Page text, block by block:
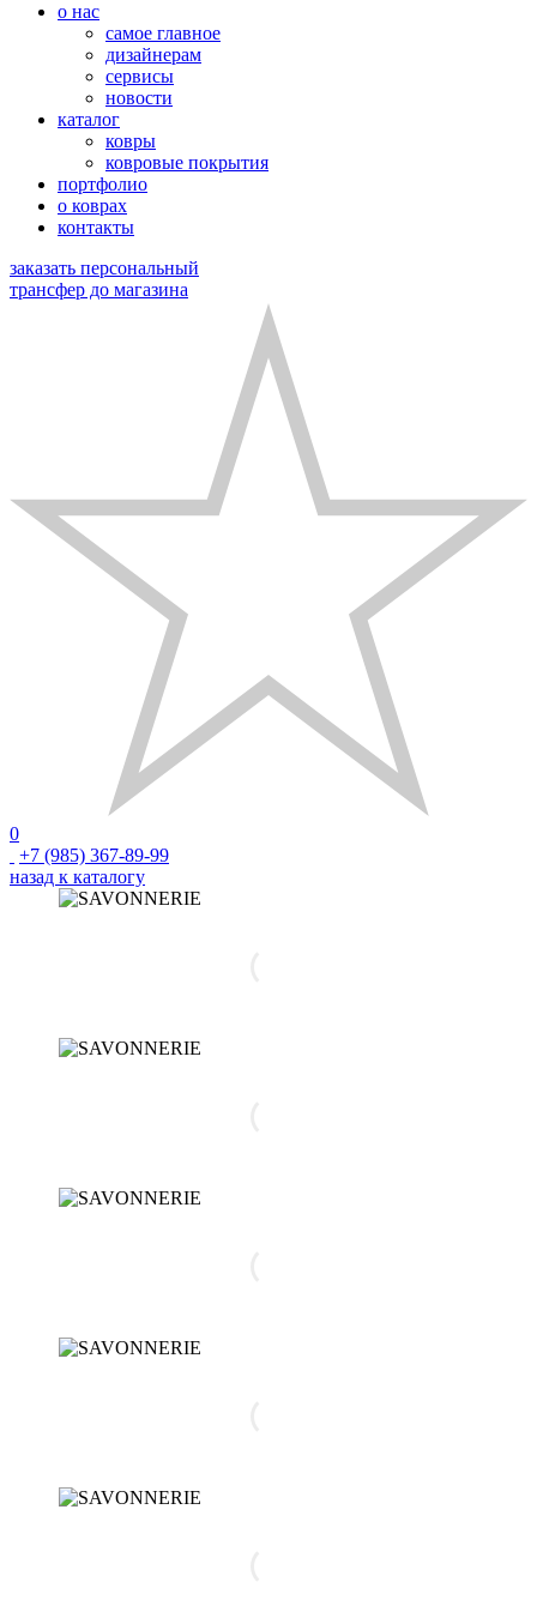
о нас
самое главное
дизайнерам
сервисы
новости
каталог
ковры
ковровые покрытия
портфолио
о коврах
контакты
заказать персональный
трансфер до магазина
0
+7 (985) 367-89-99
назад к каталогу